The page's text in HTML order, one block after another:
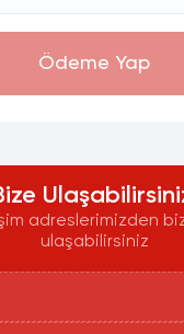
Ödeme Yap
adreslerimizden
ulaşabilirsiniz